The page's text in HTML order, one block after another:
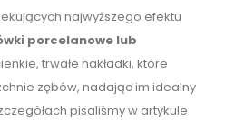
najwyższego efektu
porcelanowe lub
trwałe nakładki, które
zębów, nadając im idealny
pisaliśmy w artykule